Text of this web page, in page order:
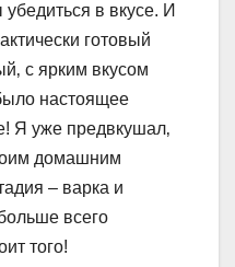
в вкусе. И
готовый
с ярким вкусом
настоящее
Я уже предвкушал‚
домашним
– варка и
всего
того!